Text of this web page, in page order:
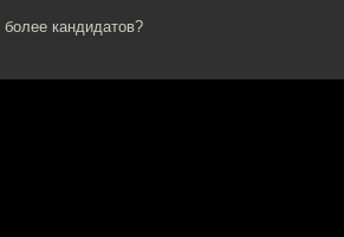
кандидатов?